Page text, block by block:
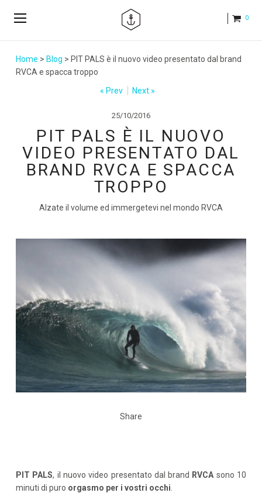
0
Home > Blog > PIT PALS è il nuovo video presentato dal brand
RVCA e spacca troppo
« Prev
Next »
25/10/2016
PIT PALS È IL NUOVO
VIDEO PRESENTATO DAL
BRAND RVCA E SPACCA
TROPPO
Alzate il volume ed immergetevi nel mondo RVCA
Share
PIT PALS, il nuovo video presentato dal brand RVCA sono 10
minuti di puro orgasmo per i vostri occhi